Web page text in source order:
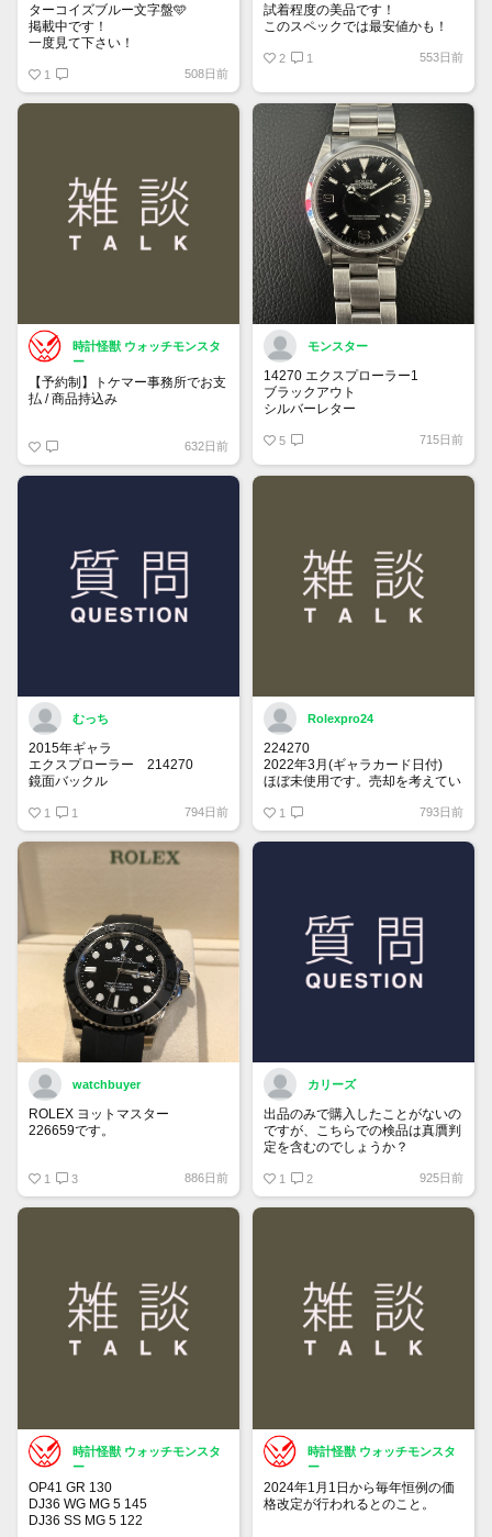
ターコイズブルー文字盤🩵
掲載中です！
一度見て下さい！
1 508日前
試着程度の美品です！
このスペックでは最安値かも！
2 1 553日前
時計怪獣 ウォッチモンスタ
ー
【予約制】トケマー事務所でお支
払 / 商品持込み
フォームからご予約ください！
632日前
モンスター
14270 エクスプローラー1
ブラックアウト
シルバーレター
オールトリチウム
5 715日前
むっち
2015年ギャラ
エクスプローラー 214270
鏡面バックル
思い出の年に製造されてるエクス
プローラー1を探しております。
売却を考えてらっしゃる方、是非
お声掛けお願い致します。
1 1 794日前
Rolexpro24
224270
2022年3月(ギャラカード日付)
ほぼ未使用です。売却を考えてい
関心ある方、メッセージください
1 793日前
watchbuyer
ROLEX ヨットマスター
226659です。
そうかと思っています。
1 3 886日前
カリーズ
出品のみで購入したことがないの
ですが、こちらでの検品は真贋判
定を含むのでしょうか？
1 2 925日前
時計怪獣 ウォッチモンスタ
ー
OP41 GR 130
DJ36 WG MG 5 145
DJ36 SS MG 5 122
時計怪獣 ウォッチモンスタ
ー
2024年1月1日から毎年恒例の価
格改定が行われるとのこと。